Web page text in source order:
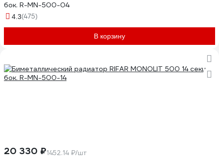
бок. R-MN-500-04
4.3(475)
В корзину
20 330 ₽1452.14 ₽/шт